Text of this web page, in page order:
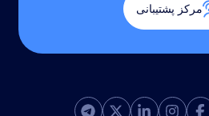
مرکز پشتیبانی